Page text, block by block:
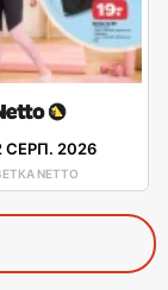
СЕРП. 2026
NETTO